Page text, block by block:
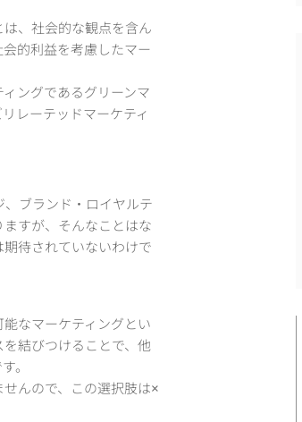
、社会的な観点を含ん
的利益を考慮したマー
ングであるグリーンマ
レーテッドマーケティ
ブランド・ロイヤルテ
すが、そんなことはな
待されていないわけで
なマーケティングとい
結びつけることで、他
。
んので、この選択肢は×